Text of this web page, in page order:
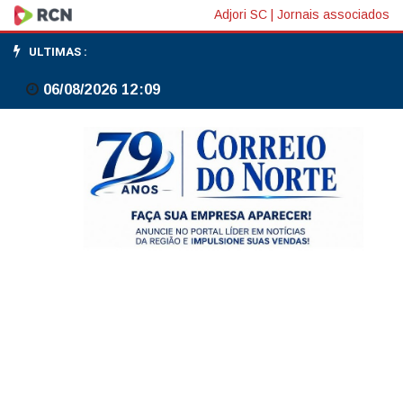
Governo
amplia
possibilidade
atuação
Adjori SC Jornais associados
ULTIMAS :
06/08/2026 12:09